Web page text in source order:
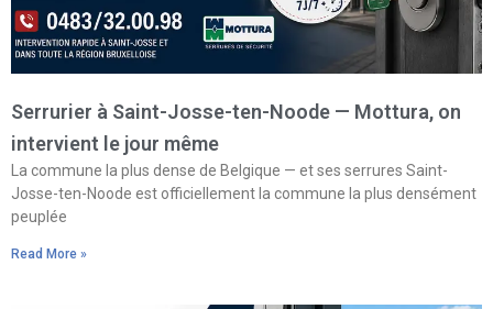
Serrurier à Saint-Josse-ten-Noode — Mottura, on
intervient le jour même
La commune la plus dense de Belgique — et ses serrures Saint-
Josse-ten-Noode est officiellement la commune la plus densément
peuplée
Read More »